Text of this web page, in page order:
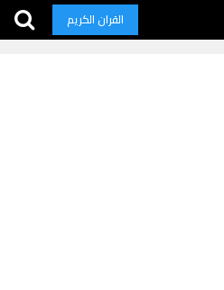
القران الكريم